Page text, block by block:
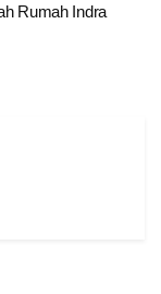
Rumah Indra